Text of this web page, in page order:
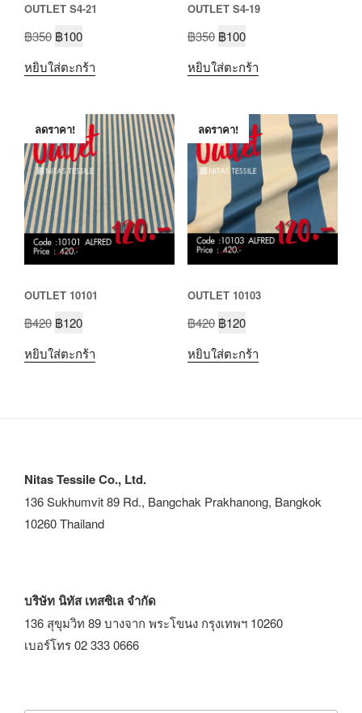
OUTLET S4-21
฿350 ฿100
หยิบใส่ตะกร้า
OUTLET S4-19
฿350 ฿100
หยิบใส่ตะกร้า
ลดราคา!
OUTLET 10101
฿420 ฿120
หยิบใส่ตะกร้า
ลดราคา!
OUTLET 10103
฿420 ฿120
หยิบใส่ตะกร้า
Nitas Tessile Co., Ltd.
136 Sukhumvit 89 Rd., Bangchak Prakhanong, Bangkok
10260 Thailand
บริษัท นิทัส เทสซิเล จำกัด
136 สุขุมวิท 89 บางจาก พระโขนง กรุงเทพฯ 10260
เบอร์โทร 02 333 0666